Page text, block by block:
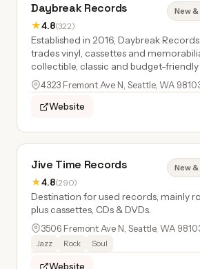
Daybreak Records
★4.8(322)
New &
Established in 2016, Daybreak
trades vinyl, cassettes and
collectible, classic and budget-friendly
4323 Fremont Ave N, Seattle, WA
Website
Jive Time Records
★4.8(290)
New &
Destination for used records, mainly
plus cassettes, CDs & DVDs.
3506 Fremont Ave N, Seattle, WA
Jazz Rock Soul
Website